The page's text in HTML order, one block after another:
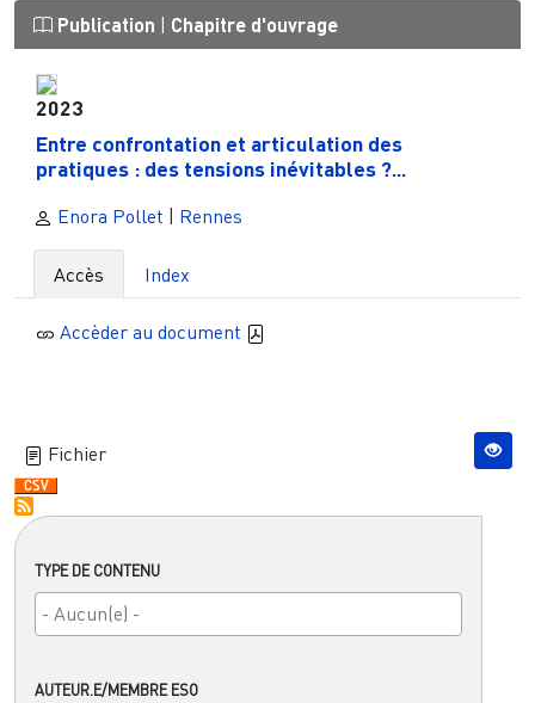
TYPE DE CONTENU
AUTEUR.E/MEMBRE ESO
Publication Chapitre d'ouvrage
2023
Entre confrontation et articulation des
pratiques : des tensions inévitables ?...
Enora Pollet Rennes
Accès Index
Accèder au document
Fichier